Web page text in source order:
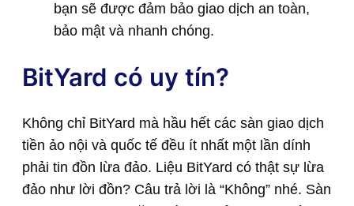
bạn sẽ được đảm bảo giao dịch an toàn,
bảo mật và nhanh chóng.
BitYard có uy tín?
Không chỉ BitYard mà hầu hết các sàn giao dịch
tiền ảo nội và quốc tế đều ít nhất một lần dính
phải tin đồn lừa đảo. Liệu BitYard có thật sự lừa
đảo như lời đồn? Câu trả lời là “Không” nhé. Sàn